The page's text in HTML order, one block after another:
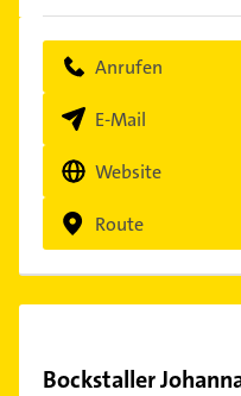
Anrufen
E-Mail
Website
Route
Bockstaller